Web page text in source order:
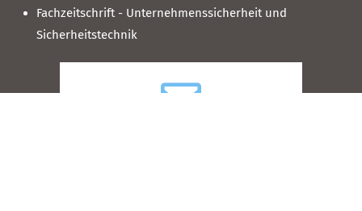
Fachzeitschrift - Unternehmenssicherheit und
Sicherheitstechnik